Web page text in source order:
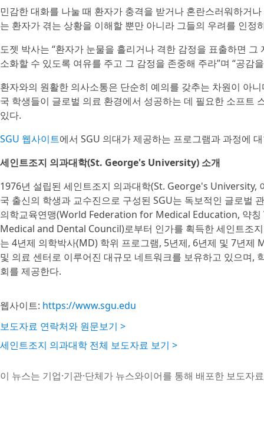
민감한 대화를 나눌 때 환자가 충격을 받거나 혼란스러워하거
는 환자가 겪는 상황을 이해할 뿐만 아니라 그들의 우려를 인정
도젯 박사는 “환자가 눈물을 흘리거나 격한 감정을 표출하면
소화할 수 있도록 여유를 주고 그 감정을 존중해 주라”며 “공감
환자와의 원활한 의사소통은 단순히 예의를 갖추는 차원이 아
국 학생들이 글로벌 의료 환경에서 성공하는 데 필요한 소프트
있다.
SGU 웹사이트에서 SGU 의대가 제공하는 프로그램과 과정에
세인트조지 의과대학(St. George's University) 소개
1976년 설립된 세인트조지 의과대학(St. George's University,
국 출신의 학생과 교수진으로 구성된 SGU는 독보적인 글로벌
의학교육연맹(World Federation for Medical Education, 약칭
Medical and Dental Council)로부터 인가를 획득한 세인트조
는 4년제 의학박사(MD) 학위 프로그램, 5년제, 6년제 및 7년제
및 의료 센터로 이루어진 대규모 네트워크를 보유하고 있으며,
회를 제공한다.
웹사이트: https://www.sgu.edu
보도자료 연락처와 원문보기 >
세인트조지 의과대학 전체 보도자료 보기 >
이 뉴스는 기업·기관·단체가 뉴스와이어를 통해 배포한 보도자